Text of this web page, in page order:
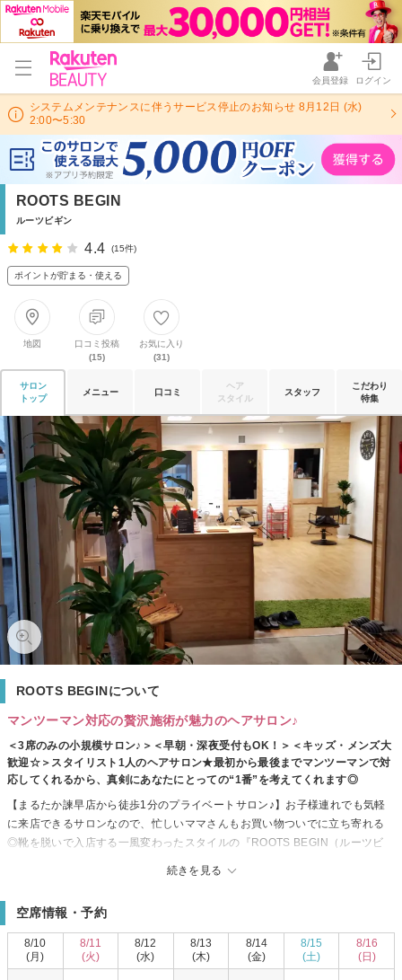
会員登録 ログイン
システムメンテナンスに伴うサービス停止のお知らせ 8月12日 (水)
2:00〜5:30
ROOTS BEGIN
ルーツビギン
4.4 (15件)
ポイントが貯まる・使える
地図
口コミ投稿
(15)
お気に入り
(31)
サロン
トップ
メニュー 口コミ
ヘア
スタイル
スタッフ
こだわり
特集
ROOTS BEGINについて
マンツーマン対応の贅沢施術が魅力のヘアサロン♪
＜3席のみの小規模サロン♪＞＜早朝・深夜受付もOK！＞＜キッズ・メンズ大
歓迎☆＞スタイリスト1人のヘアサロン★最初から最後までマンツーマンで対
応してくれるから、真剣にあなたにとっての“1番”を考えてくれます◎
続きを見る
【まるたか諫早店から徒歩1分のプライベートサロン♪】お子様連れでも気軽
に来店できるサロンなので、忙しいママさんもお買い物ついでに立ち寄れる
◎靴を脱いで入店する一風変わったスタイルの『ROOTS BEGIN（ルーツビ
パ≫と≪ヘアトリートメント≫メニューは、沢山のお客様から大好評！！そ
して何より、マンツーマンスタイルの接客なので安心して自分だけのリラッ
クスタイムを過ごせます♪
空席情報・予約
8/10
(月)
8/11
(火)
8/12
(水)
8/13
(木)
8/14
(金)
8/15
(土)
8/16
(日)